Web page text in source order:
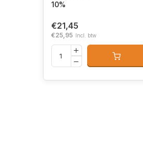
10%
€21,45
€25,95 Incl. btw